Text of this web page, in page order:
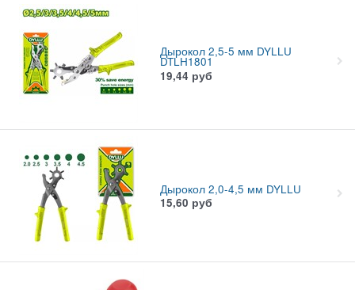
Дырокол 2,5-5 мм DYLLU
DTLH1801
19,44 руб
Дырокол 2,0-4,5 мм DYLLU
15,60 руб